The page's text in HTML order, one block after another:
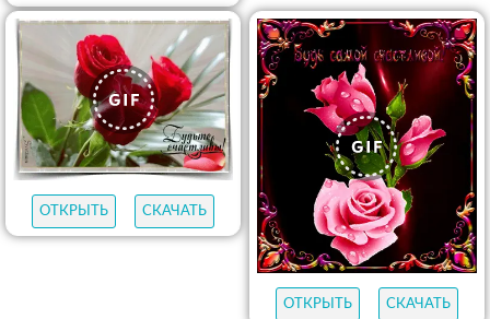
ОТКРЫТЬ СКАЧАТЬ
ОТКРЫТЬ СКАЧАТЬ